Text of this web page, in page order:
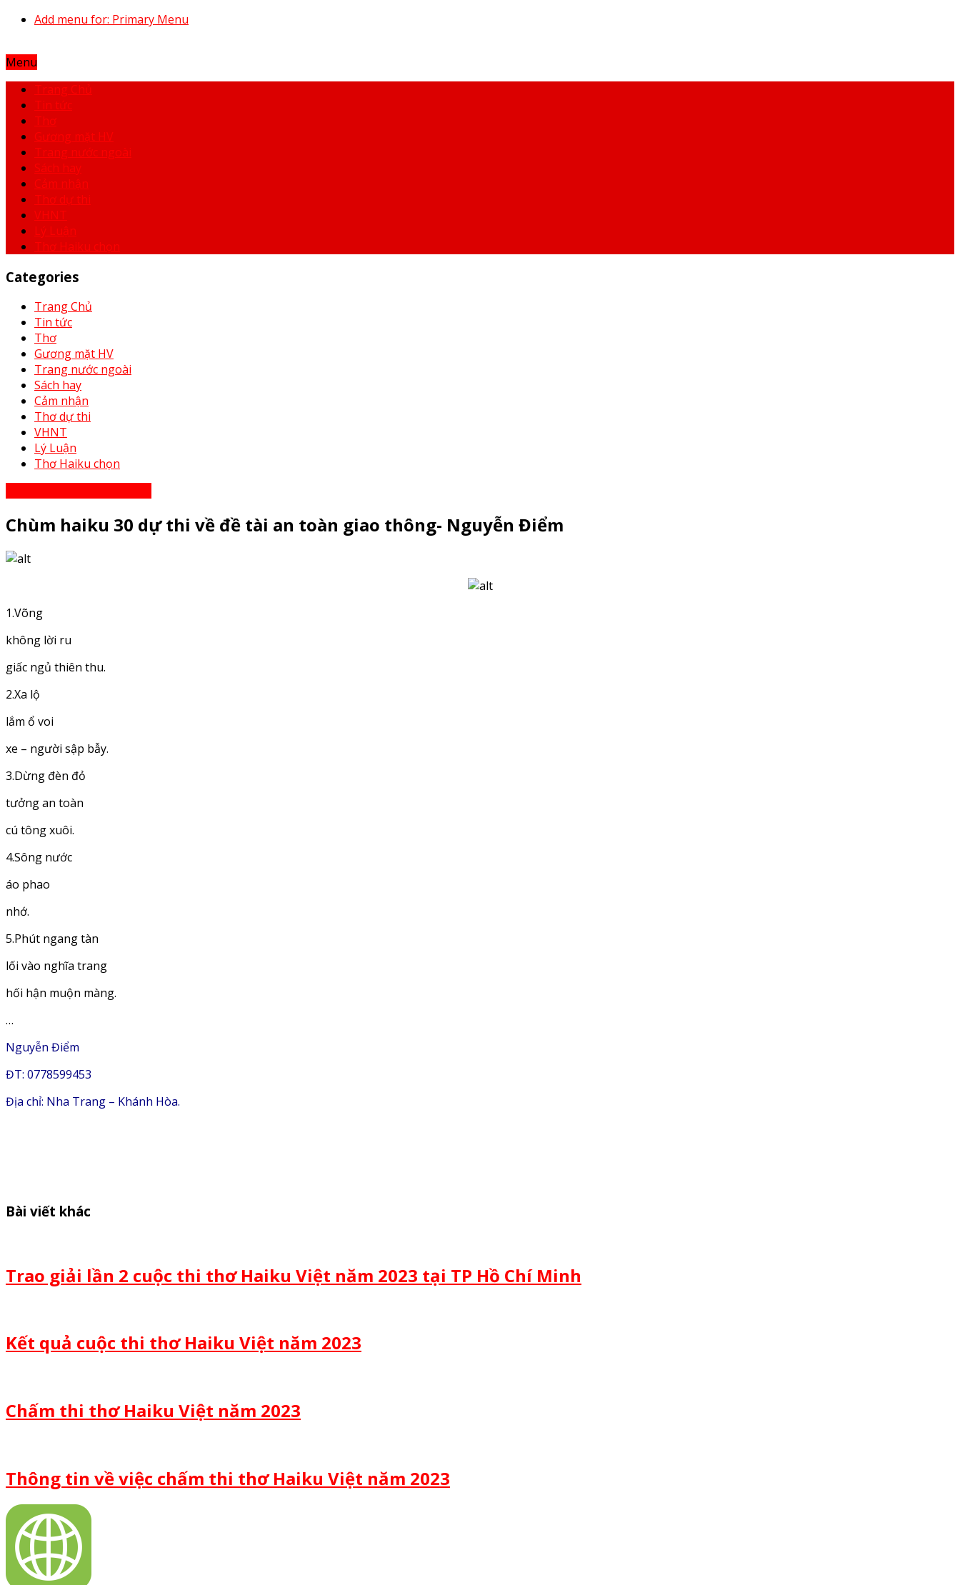
Add menu for: Primary Menu
Menu
Trang Chủ
Tin tức
Thơ
Gương mặt HV
Trang nước ngoài
Sách hay
Cảm nhận
Thơ dự thi
VHNT
Lý Luận
Thơ Haiku chọn
Categories
Trang Chủ
Tin tức
Thơ
Gương mặt HV
Trang nước ngoài
Sách hay
Cảm nhận
Thơ dự thi
VHNT
Lý Luận
Thơ Haiku chọn
Chùm haiku 30 dự thi về đề tài an toàn giao thông- Nguyễn Điểm
1.Võng
không lời ru
giấc ngủ thiên thu.
2.Xa lộ
lắm ổ voi
xe – người sập bẫy.
3.Dừng đèn đỏ
tưởng an toàn
cú tông xuôi.
4.Sông nước
áo phao
nhớ.
5.Phút ngang tàn
lối vào nghĩa trang
hối hận muộn màng.
…
Nguyễn Điểm
ĐT: 0778599453
Địa chỉ: Nha Trang – Khánh Hòa.
Bài viết khác
Trao giải lần 2 cuộc thi thơ Haiku Việt năm 2023 tại TP Hồ Chí Minh
Kết quả cuộc thi thơ Haiku Việt năm 2023
Chấm thi thơ Haiku Việt năm 2023
Thông tin về việc chấm thi thơ Haiku Việt năm 2023